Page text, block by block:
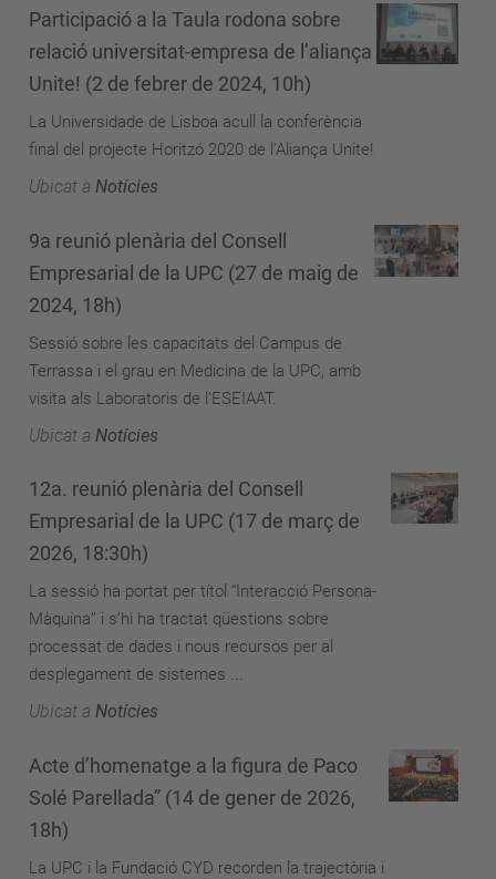
Participació a la Taula rodona sobre
relació universitat-empresa de l’aliança
Unite! (2 de febrer de 2024, 10h)
La Universidade de Lisboa acull la conferència
final del projecte Horitzó 2020 de l’Aliança Unite!
Ubicat a Notícies
9a reunió plenària del Consell
Empresarial de la UPC (27 de maig de
2024, 18h)
Sessió sobre les capacitats del Campus de
Terrassa i el grau en Medicina de la UPC, amb
visita als Laboratoris de l’ESEIAAT.
Ubicat a Notícies
12a. reunió plenària del Consell
Empresarial de la UPC (17 de març de
2026, 18:30h)
La sessió ha portat per títol “Interacció Persona-
Màquina” i s’hi ha tractat qüestions sobre
processat de dades i nous recursos per al
desplegament de sistemes ...
Ubicat a Notícies
Acte d’homenatge a la figura de Paco
Solé Parellada” (14 de gener de 2026,
18h)
La UPC i la Fundació CYD recorden la trajectòria i